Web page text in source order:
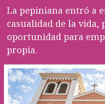
La pepiniana entró a
casualidad de la vida,
oportunidad para
propia.